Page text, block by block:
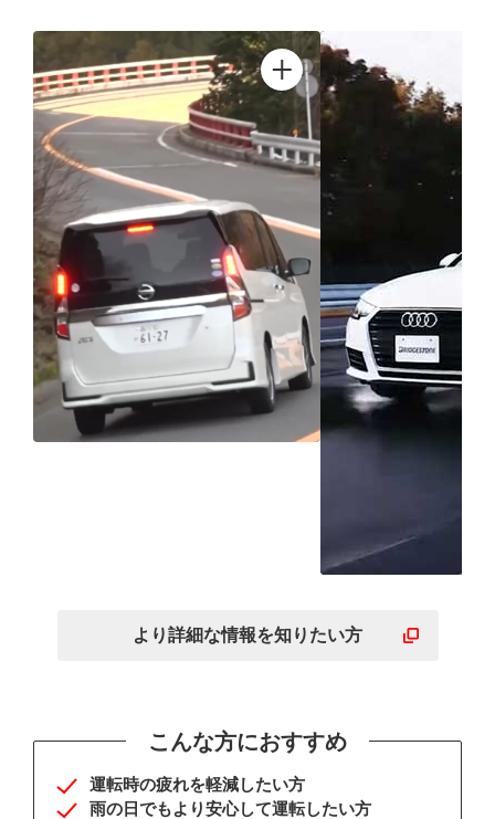
えられるため
より詳細な情報を知りたい方
こんな方におすすめ
運転時の疲れを軽減したい方
雨の日でもより安心して運転したい方